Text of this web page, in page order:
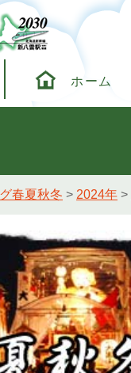
ホーム
春夏秋冬 > 2024年 >